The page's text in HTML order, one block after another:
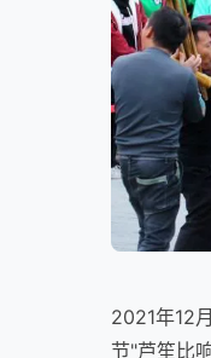
2021年12
节"芦笙比